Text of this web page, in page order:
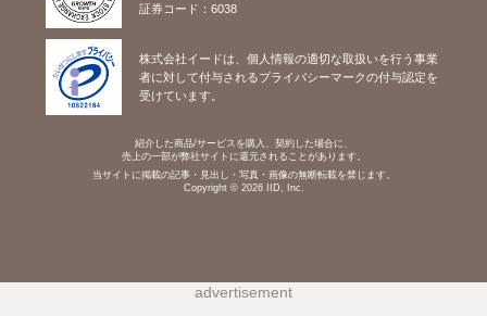
証券コード：6038
株式会社イードは、個人情報の適切な取扱いを行う事業
者に対して付与されるプライバシーマークの付与認定を
受けています。
紹介した商品/サービスを購入、契約した場合に、
売上の一部が弊社サイトに還元されることがあります。
当サイトに掲載の記事・見出し・写真・画像の無断転載を禁じます。
Copyright © 2026 IID, Inc.
advertisement